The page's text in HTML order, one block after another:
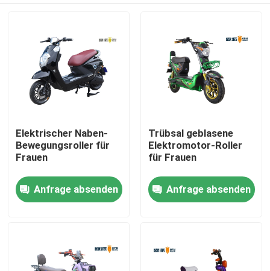
Produkte
Elektrischer Naben-
Bewegungsroller für
Frauen
Anfrage absenden
Trübsal geblasene
Elektromotor-Roller
für Frauen
Anfrage absenden